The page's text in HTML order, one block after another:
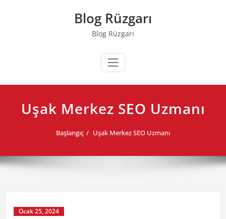
Blog Rüzgarı
Blog Rüzgarı
Uşak Merkez SEO Uzmanı
Başlangıç Uşak Merkez SEO Uzmanı
Ocak 25, 2024